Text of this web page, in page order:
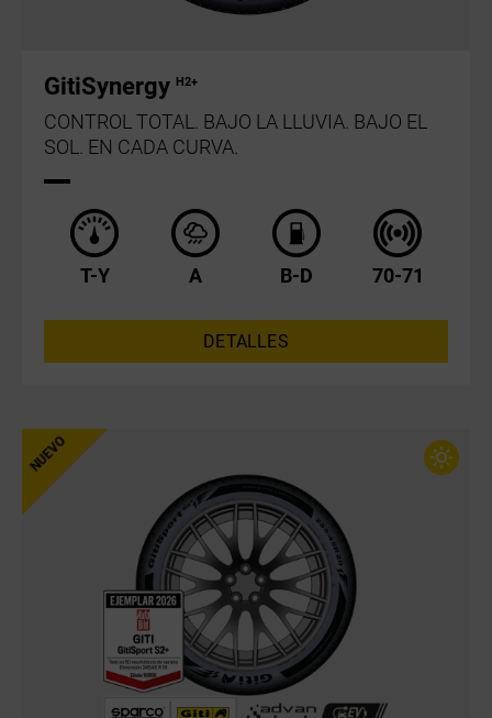
GitiSynergy H2+
CONTROL TOTAL. BAJO LA LLUVIA. BAJO EL
SOL. EN CADA CURVA.
T-Y A B-D 70-71
DETALLES